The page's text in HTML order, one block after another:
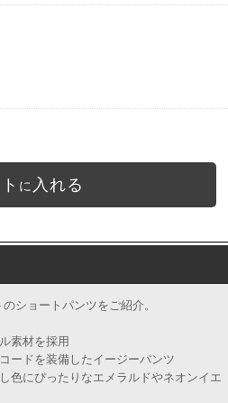
に 入れる
ショートパンツをご紹介。
素材を採用
ードを装備したイージーパンツ
色にぴったりなエメラルドやネオンイエ